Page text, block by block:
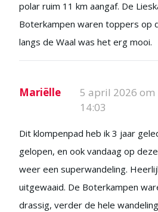
polar ruim 11 km aangaf. De
Boterkampen waren toppers op
langs de Waal was het erg mooi.
Mariëlle
5 april 2026 om
14:03
Dit klompenpad heb ik 3 jaar
gelopen, en ook vandaag op
weer een superwandeling.
uitgewaaid. De Boterkampen
drassig, verder de hele